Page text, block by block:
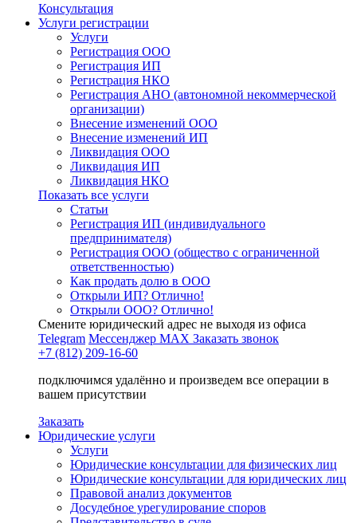
Консультация
Услуги регистрации
Услуги
Регистрация ООО
Регистрация ИП
Регистрация НКО
Регистрация АНО (автономной некоммерческой
организации)
Внесение изменений ООО
Внесение изменений ИП
Ликвидация ООО
Ликвидация ИП
Ликвидация НКО
Показать все услуги
Статьи
Регистрация ИП (индивидуального
предпринимателя)
Регистрация ООО (общество с ограниченной
ответственностью)
Как продать долю в ООО
Открыли ИП? Отлично!
Открыли ООО? Отлично!
Смените юридический адрес не выходя из офиса
Telegram Мессенджер MAX Заказать звонок
+7 (812) 209-16-60
подключимся удалённо и произведем все операции в
вашем присутствии
Заказать
Юридические услуги
Услуги
Юридические консультации для физических лиц
Юридические консультации для юридических лиц
Правовой анализ документов
Досудебное урегулирование споров